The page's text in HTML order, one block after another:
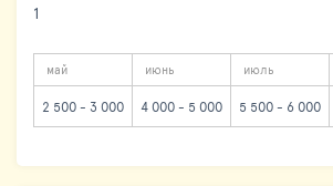
1
май июнь июль
2 500 - 3 000 4 000 - 5 000 5 500 - 6 000